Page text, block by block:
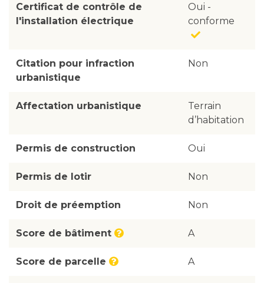
Certificat de contrôle de
l'installation électrique
Oui -
conforme
Citation pour infraction
urbanistique
Non
Affectation urbanistique
Terrain
d’habitation
Permis de construction Oui
Permis de lotir Non
Droit de préemption Non
Score de bâtiment A
Score de parcelle A